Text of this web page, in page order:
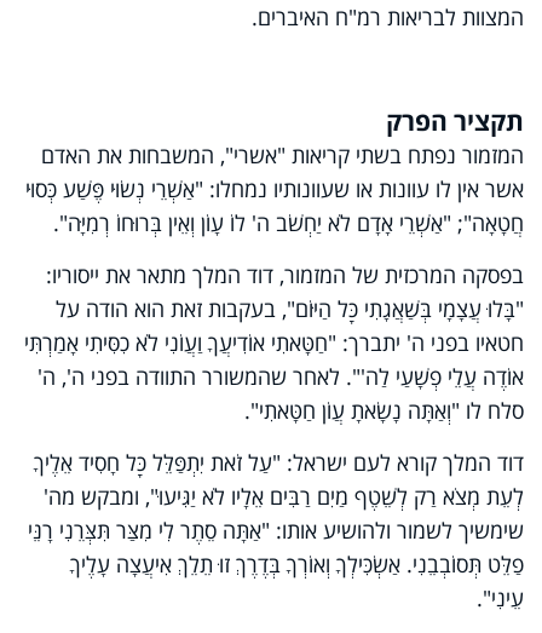
המצוות לבריאות רמ"ח האיברים.
תקציר הפרק
המזמור נפתח בשתי קריאות "אשרי", המשבחות את האדם
אשר אין לו עוונות או שעוונותיו נמחלו: "אַשְׁרֵי נְשׂוּי פֶּשַׁע כְּסוּי
חֲטָאָה"; "אַשְׁרֵי אָדָם לֹא יַחְשֹׁב ה' לוֹ עָוֺן וְאֵין בְּרוּחוֹ רְמִיָּה".
בפסקה המרכזית של המזמור, דוד המלך מתאר את ייסוריו:
"בָּלוּ עֲצָמָי בְּשַׁאֲגָתִי כׇּל הַיּוֹם", בעקבות זאת הוא הודה על
חטאיו בפני ה' יתברך: "חַטָּאתִי אוֹדִיעֲךָ וַעֲוֺנִי לֹא כִסִּיתִי אָמַרְתִּי
אוֹדֶה עֲלֵי פְשָׁעַי לַה'". לאחר שהמשורר התוודה בפני ה', ה'
סלח לו "וְאַתָּה נָשָׂאתָ עֲוֺן חַטָּאתִי".
דוד המלך קורא לעם ישראל: "עַל זֹאת יִתְפַּלֵּל כׇּל חָסִיד אֵלֶיךָ
לְעֵת מְצֹא רַק לְשֵׁטֶף מַיִם רַבִּים אֵלָיו לֹא יַגִּיעוּ", ומבקש מה'
שימשיך לשמור ולהושיע אותו: "אַתָּה סֵתֶר לִי מִצַּר תִּצְּרֵנִי רָנֵּי
פַלֵּט תְּסוֹבְבֵנִי. אַשְׂכִּילְךָ וְאוֹרְךָ בְּדֶרֶךְ זוּ תֵלֵךְ אִיעֲצָה עָלֶיךָ
עֵינִי".